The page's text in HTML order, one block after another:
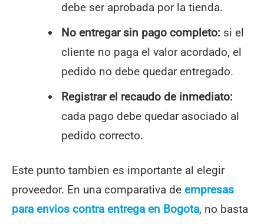
debe ser aprobada por la tienda.
No entregar sin pago completo: si el
cliente no paga el valor acordado, el
pedido no debe quedar entregado.
Registrar el recaudo de inmediato:
cada pago debe quedar asociado al
pedido correcto.
Este punto tambien es importante al elegir
proveedor. En una comparativa de empresas
para envios contra entrega en Bogota, no basta